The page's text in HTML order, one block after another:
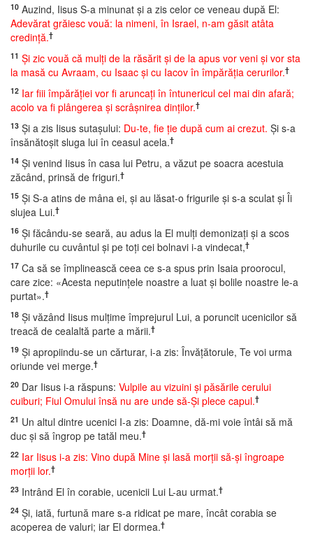
10 Auzind, Iisus S-a minunat şi a zis celor ce veneau după El:
Adevărat grăiesc vouă: la nimeni, în Israel, n-am găsit atâta
credinţă.†
11 Şi zic vouă că mulţi de la răsărit şi de la apus vor veni şi vor sta
la masă cu Avraam, cu Isaac şi cu Iacov în împărăţia cerurilor.†
12 Iar fiii împărăţiei vor fi aruncaţi în întunericul cel mai din afară;
acolo va fi plângerea şi scrâşnirea dinţilor.†
13 Şi a zis Iisus sutaşului: Du-te, fie ţie după cum ai crezut. Şi s-a
însănătoşit sluga lui în ceasul acela.†
14 Şi venind Iisus în casa lui Petru, a văzut pe soacra acestuia
zăcând, prinsă de friguri.†
15 Şi S-a atins de mâna ei, şi au lăsat-o frigurile şi s-a sculat şi Îi
slujea Lui.†
16 Şi făcându-se seară, au adus la El mulţi demonizaţi şi a scos
duhurile cu cuvântul şi pe toţi cei bolnavi i-a vindecat,†
17 Ca să se împlinească ceea ce s-a spus prin Isaia proorocul,
care zice: «Acesta neputinţele noastre a luat şi bolile noastre le-a
purtat».†
18 Şi văzând Iisus mulţime împrejurul Lui, a poruncit ucenicilor să
treacă de cealaltă parte a mării.†
19 Şi apropiindu-se un cărturar, i-a zis: Învăţătorule, Te voi urma
oriunde vei merge.†
20 Dar Iisus i-a răspuns: Vulpile au vizuini şi păsările cerului
cuiburi; Fiul Omului însă nu are unde să-Şi plece capul.†
21 Un altul dintre ucenici I-a zis: Doamne, dă-mi voie întâi să mă
duc şi să îngrop pe tatăl meu.†
22 Iar Iisus i-a zis: Vino după Mine şi lasă morţii să-şi îngroape
morţii lor.†
23 Intrând El în corabie, ucenicii Lui L-au urmat.†
24 Şi, iată, furtună mare s-a ridicat pe mare, încât corabia se
acoperea de valuri; iar El dormea.†